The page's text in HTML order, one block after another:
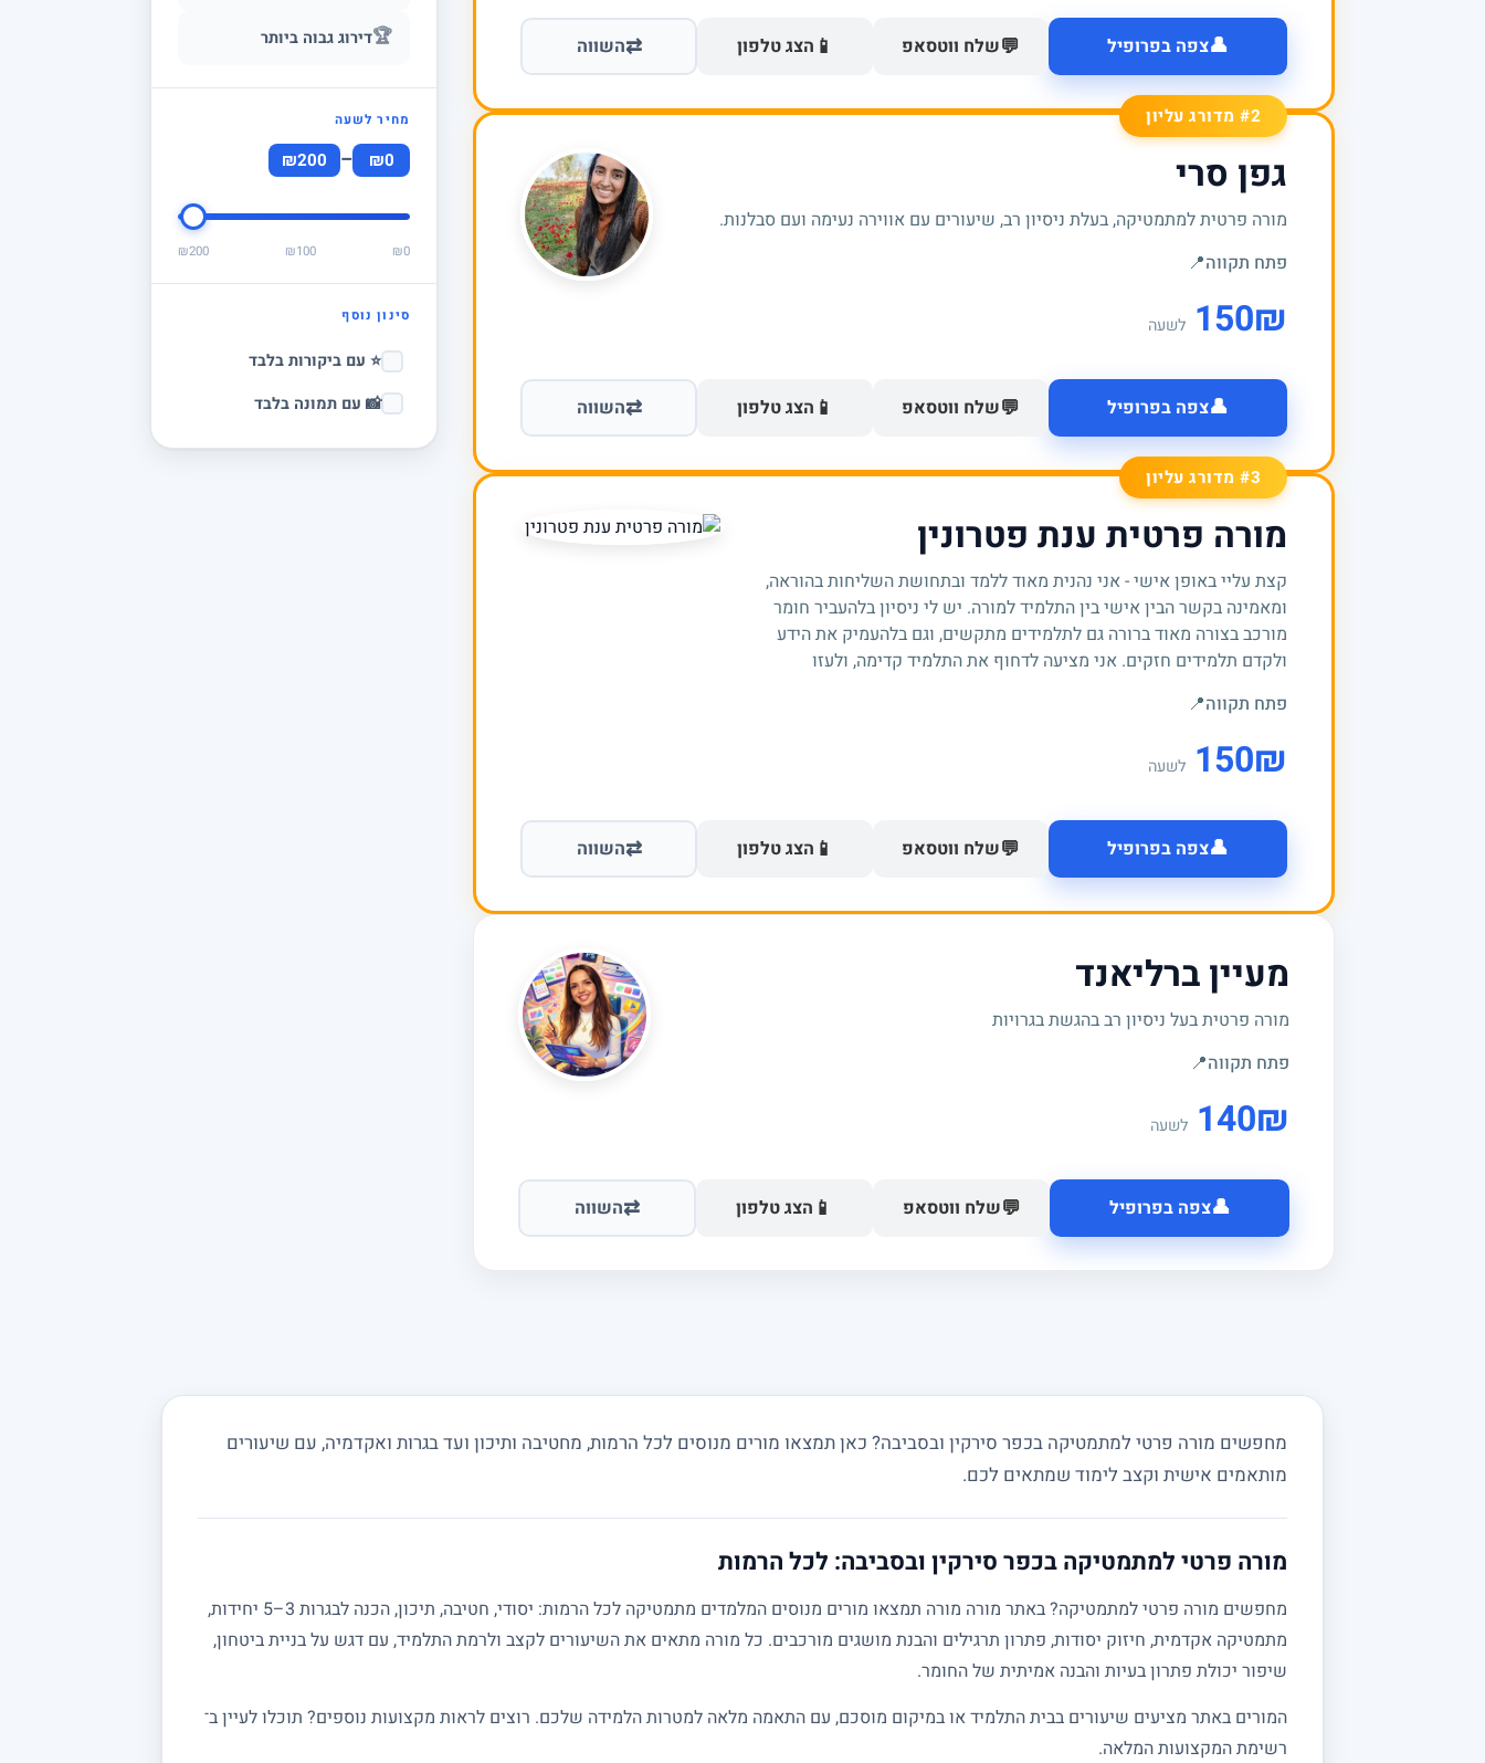
🏆דירוג גבוה ביותר
מחיר לשעה
₪0
–
₪200
₪0
₪100
₪200
סינון נוסף
⭐ עם ביקורות בלבד
📸 עם תמונה בלבד
👤צפה בפרופיל 💬שלח ווטסאפ 📱 הצג טלפון ⇄השווה
#2 מדורג עליון
גפן סרי
מורה פרטית למתמטיקה, בעלת ניסיון רב, שיעורים עם אווירה נעימה ועם סבלנות.
פתח תקווה📍
₪
150 לשעה
👤צפה בפרופיל 💬שלח ווטסאפ 📱 הצג טלפון ⇄השווה
#3 מדורג עליון
מורה פרטית ענת פטרונין
קצת עליי באופן אישי - אני נהנית מאוד ללמד ובתחושת השליחות בהוראה,
ומאמינה בקשר הבין אישי בין התלמיד למורה. יש לי ניסיון בלהעביר חומר
מורכב בצורה מאוד ברורה גם לתלמידים מתקשים, וגם בלהעמיק את הידע
ולקדם תלמידים חזקים. אני מציעה לדחוף את התלמיד קדימה, ולעזו
פתח תקווה📍
₪
150 לשעה
👤צפה בפרופיל 💬שלח ווטסאפ 📱 הצג טלפון ⇄השווה
מעיין ברליאנד
מורה פרטית בעל ניסיון רב בהגשת בגרויות
פתח תקווה📍
₪
140 לשעה
👤צפה בפרופיל 💬שלח ווטסאפ 📱 הצג טלפון ⇄השווה
מחפשים מורה פרטי למתמטיקה בכפר סירקין ובסביבה? כאן תמצאו מורים מנוסים לכל הרמות, מחטיבה ותיכון ועד בגרות ואקדמיה, עם שיעורים
מותאמים אישית וקצב לימוד שמתאים לכם.
מורה פרטי למתמטיקה בכפר סירקין ובסביבה: לכל הרמות
מחפשים מורה פרטי למתמטיקה? באתר מורה מורה תמצאו מורים מנוסים המלמדים מתמטיקה לכל הרמות: יסודי, חטיבה, תיכון, הכנה לבגרות 3–5 יחידות,
מתמטיקה אקדמית, חיזוק יסודות, פתרון תרגילים והבנת מושגים מורכבים. כל מורה מתאים את השיעורים לקצב ולרמת התלמיד, עם דגש על בניית ביטחון,
שיפור יכולת פתרון בעיות והבנה אמיתית של החומר.
המורים באתר מציעים שיעורים בבית התלמיד או במיקום מוסכם, עם התאמה מלאה למטרות הלמידה שלכם. רוצים לראות מקצועות נוספים? תוכלו לעיין ב־
רשימת המקצועות המלאה.